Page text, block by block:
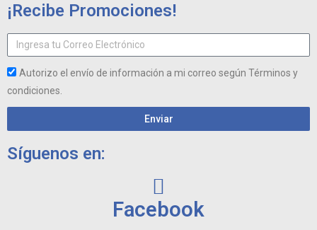
¡Recibe Promociones!
Autorizo el envío de información a mi correo según Términos y
condiciones.
Enviar
Síguenos en:
Facebook